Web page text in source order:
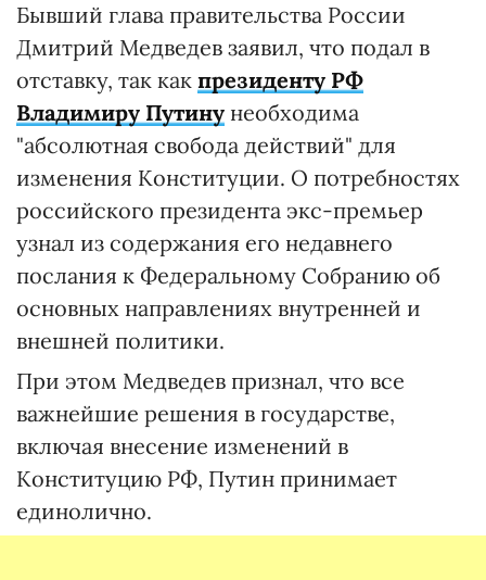
Бывший глава правительства России
Дмитрий Медведев заявил, что подал в
отставку, так как президенту РФ
Владимиру Путину необходима
"абсолютная свобода действий" для
изменения Конституции. О потребностях
российского президента экс-премьер
узнал из содержания его недавнего
послания к Федеральному Собранию об
основных направлениях внутренней и
внешней политики.
При этом Медведев признал, что все
важнейшие решения в государстве,
включая внесение изменений в
Конституцию РФ, Путин принимает
единолично.